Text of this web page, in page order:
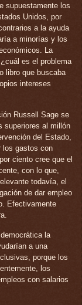
supuestamente los
Unidos, por
a la ayuda
a minorías y los
La
es el problema
libro que buscaba
intereses
Russell Sage se
superiores al millón
del Estado,
los gastos con
ciento cree que el
con lo que,
todavía, el
de dar empleo
Efectivamente
la
a una
porque los
los
con salarios